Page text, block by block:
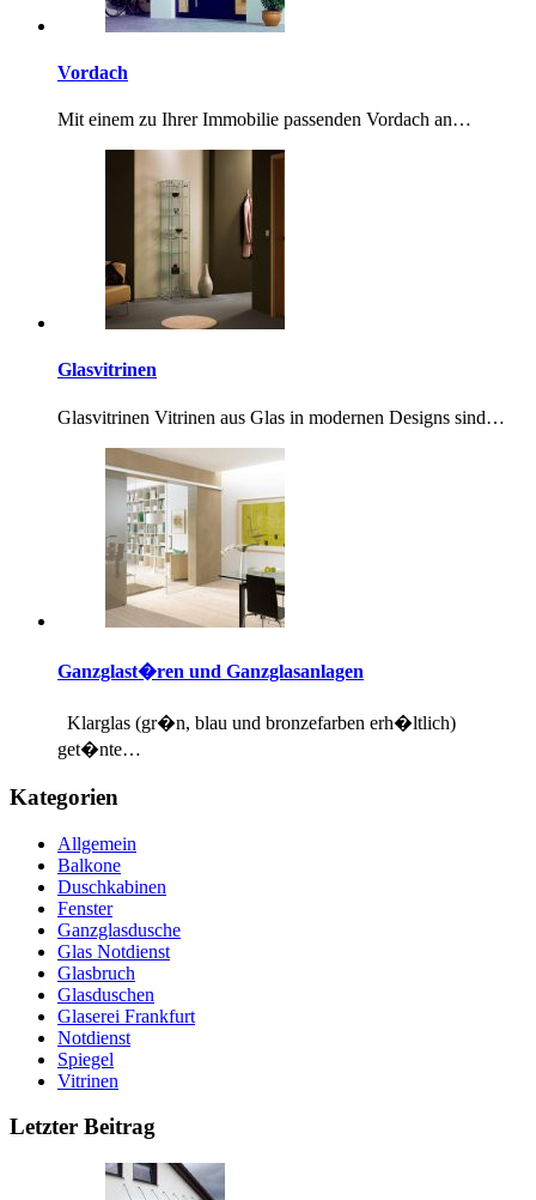
Vordach
Mit einem zu Ihrer Immobilie passenden Vordach an…
Glasvitrinen
Glasvitrinen Vitrinen aus Glas in modernen Designs sind…
Ganzglast�ren und Ganzglasanlagen
Klarglas (gr�n, blau und bronzefarben erh�ltlich)
get�nte…
Kategorien
Allgemein
Balkone
Duschkabinen
Fenster
Ganzglasdusche
Glas Notdienst
Glasbruch
Glasduschen
Glaserei Frankfurt
Notdienst
Spiegel
Vitrinen
Letzter Beitrag